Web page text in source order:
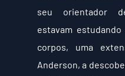
seu orientador
estavam
corpos, uma
Anderson, a